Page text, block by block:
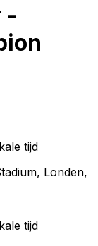
-
tijd
, Londen,
tijd